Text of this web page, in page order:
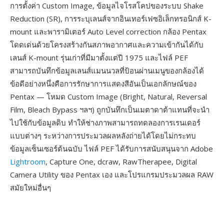
การตั้งค่า Custom Image, ข้อมูลไจโรสโคปของระบบ Shake
Reduction (SR), การระบุเลนส์จากอินเทอร์เฟซอิเล็กทรอนิกส์ K-
mount และพารามิเตอร์ Auto Level correction กล้อง Pentax
โดดเด่นด้วยโครงสร้างกันสภาพอากาศและความเข้ากันได้กับ
เลนส์ K-mount รุ่นเก่าที่มีมาตั้งแต่ปี 1975 และไฟล์ PEF
สามารถบันทึกข้อมูลเลนส์แมนนวลที่ป้อนผ่านเมนูของกล้องได้
ข้อดีอย่างหนึ่งคือการรักษาการแสดงสีอันเป็นเอกลักษณ์ของ
Pentax — โหมด Custom Image (Bright, Natural, Reversal
Film, Bleach Bypass ฯลฯ) ถูกบันทึกเป็นเมตาดาต้าแทนที่จะนำ
ไปใช้กับข้อมูลดิบ ทำให้ช่างภาพสามารถทดลองการเรนเดอร์
แบบต่างๆ ระหว่างการประมวลผลหลังถ่ายได้โดยไม่กระทบ
ข้อมูลเซ็นเซอร์ต้นฉบับ ไฟล์ PEF ได้รับการสนับสนุนจาก Adobe
Lightroom, Capture One, dcraw, RawTherapee, Digital
Camera Utility ของ Pentax เอง และโปรแกรมประมวลผล RAW
สมัยใหม่อื่นๆ